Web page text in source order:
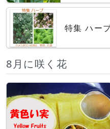
特集 ハ
8月に咲く花